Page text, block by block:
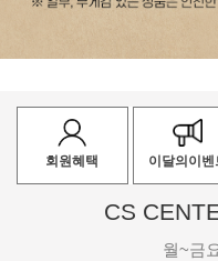
회원혜택 이달의이벤
CS
월~금